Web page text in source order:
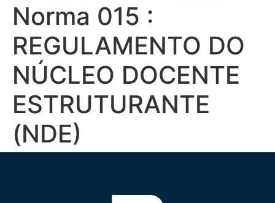
Norma 015 :
REGULAMENTO DO
NÚCLEO DOCENTE
ESTRUTURANTE
(NDE)